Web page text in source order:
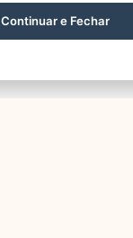
Continuar e Fechar